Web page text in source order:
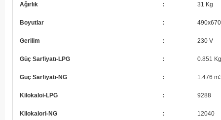
Ağırlık : 31 Kg
Boyutlar :
Gerilim : 230 V
Güç Sarfiyatı-LPG : 0.851
Güç Sarfiyatı-NG : 1.476
Kilokaloi-LPG : 9288
Kilokalori-NG : 12040